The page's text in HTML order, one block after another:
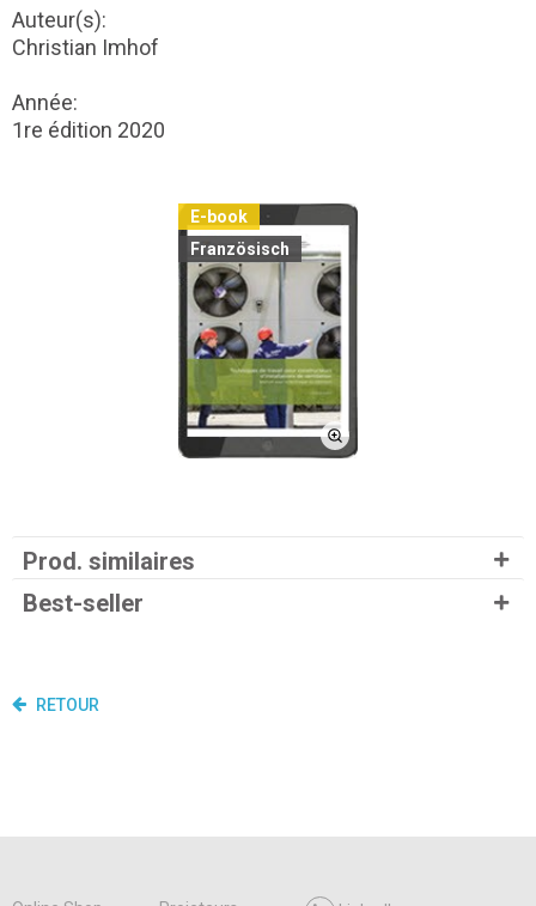
Auteur(s):
Christian Imhof
Année:
1re édition 2020
E-book
Französisch
Prod. similaires
Best-seller
RETOUR